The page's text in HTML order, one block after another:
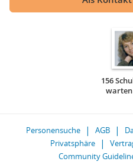
156
warten
Personensuche AGB
Privatsphäre
Community